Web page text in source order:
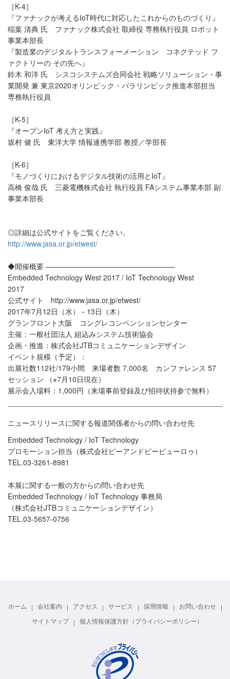
［K-4］
『ファナックが考えるIoT時代に対応したこれからのものづくり』
稲葉 清典 氏 ファナック株式会社 取締役 専務執行役員 ロボット
事業本部長
『製造業のデジタルトランスフォーメーション コネクテッド フ
ァクトリーの その先へ』
鈴木 和洋 氏 シスコシステムズ合同会社 戦略ソリューション・事
業開発 兼 東京2020オリンピック・パラリンピック推進本部担当
専務執行役員
［K-5］
『オープンIoT 考え方と実践』
坂村 健 氏 東洋大学 情報連携学部 教授／学部長
［K-6］
『モノづくりにおけるデジタル技術の活用とIoT』
高橋 俊哉 氏 三菱電機株式会社 執行役員 FAシステム事業本部 副
事業本部長
◎詳細は公式サイトをご覧ください。
http://www.jasa.or.jp/etwest/
◆開催概要 ——————————————————
Embedded Technology West 2017 / IoT Technology West
2017
公式サイト http://www.jasa.or.jp/etwest/
2017年7月12日（水）－13日（木）
グランフロント大阪 コングレコンベンションセンター
主催：一般社団法人 組込みシステム技術協会
企画・推進：株式会社JTBコミュニケーションデザイン
イベント規模（予定）：
出展社数112社/179小間 来場者数 7,000名 カンファレンス 57
セッション （※7月10日現在）
展示会入場料：1,000円（来場事前登録及び招待状持参で無料）
ニュースリリースに関する報道関係者からの問い合わせ先
Embedded Technology / IoT Technology
プロモーション担当（株式会社ピーアンドピービューロゥ）
TEL.03-3261-8981
本展に関する一般の方からの問い合わせ先
Embedded Technology / IoT Technology 事務局
（株式会社JTBコミュニケーションデザイン）
TEL.03-5657-0756
ホーム 会社案内 アクセス サービス 採用情報
お問い合わせ
サイトマップ
個人情報保護方針（プライバシーポリシー）